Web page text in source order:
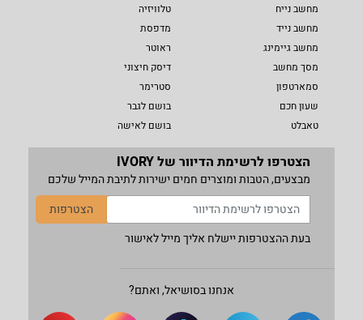
מחשב נייח
מחשב נייד
מחשב גיימינג
מסך מחשב
סמארטפון
שעון חכם
טאבלט
טלוויזיה
מדפסת
ראוטר
דיסק חיצוני
סטרימר
בושם לגבר
בושם לאישה
הצטרפו לרשימת הדיוור של IVORY
מבצעים, הטבות ומוצרים חמים ישירות לתיבת המייל שלכם
הצטרפות
בעת ההצטרפות יישלח אליך מייל לאישור
אנחנו בסושיאל, ואתם?